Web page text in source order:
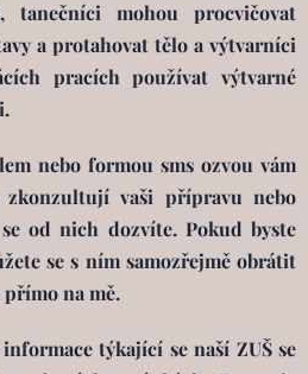
mohou procvičovat
a protahovat tělo a výtvarníci
pracích používat výtvarné
nebo formou sms ozvou vám
vaši přípravu nebo
od nich dozvíte. Pokud byste
se s ním samozřejmě obrátit
přímo na mě.
týkající se naší ZUŠ se